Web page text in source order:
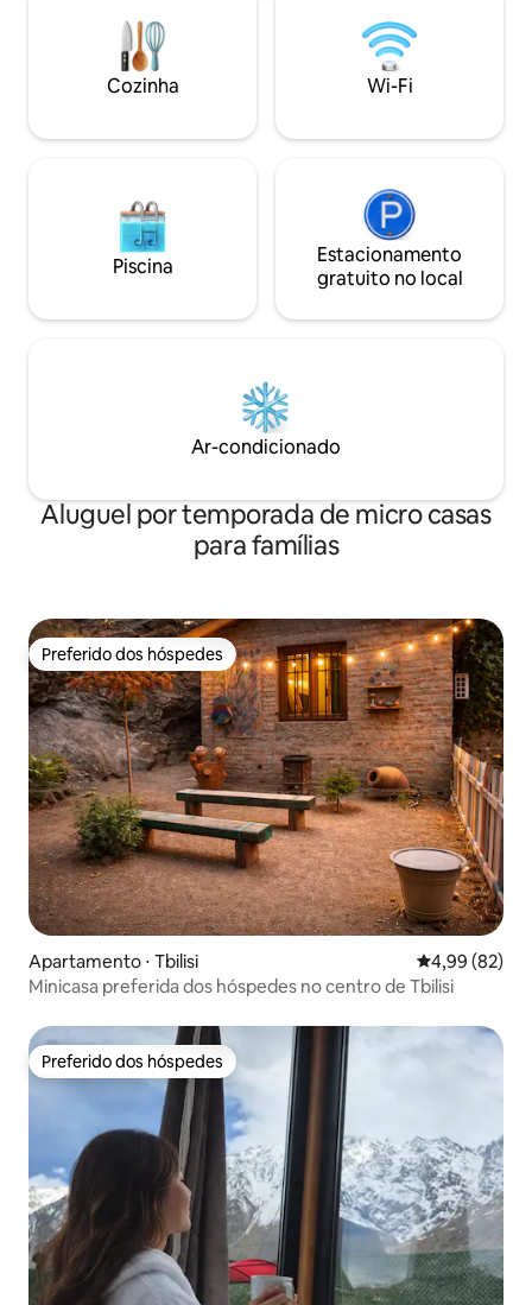
mais longas. (Temos ofertas especiais
para os trabalhadores remotos/todos os
que estão interessados em ficar a longo
vamos hospedá-
que você quiser.
localizada a 1,5
Cozinha Wi-Fi
Piscina
Estacionamento
gratuito no local
Ar-condicionado
Aluguel por temporada de micro casas
para famílias
Preferido dos hóspedes
Preferido dos hóspedes
Apartamento ⋅ Tbilisi 4,99 de uma
4,99 (82)
Minicasa preferida dos hóspedes no centro de Tbilisi
Preferido dos hóspedes
Preferido dos hóspedes